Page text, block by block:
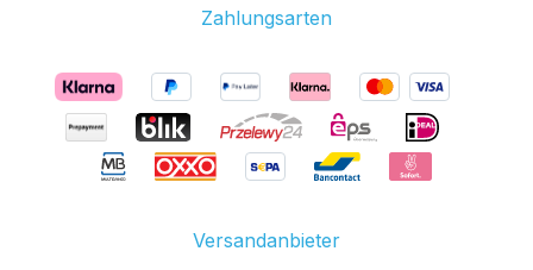
Zahlungsarten
Versandanbieter